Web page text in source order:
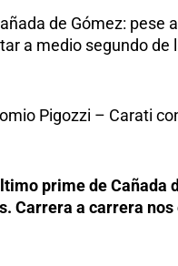
de Gómez: pese
a medio segundo
Pigozzi – Carati
prime de Cañada
Carrera a carrera